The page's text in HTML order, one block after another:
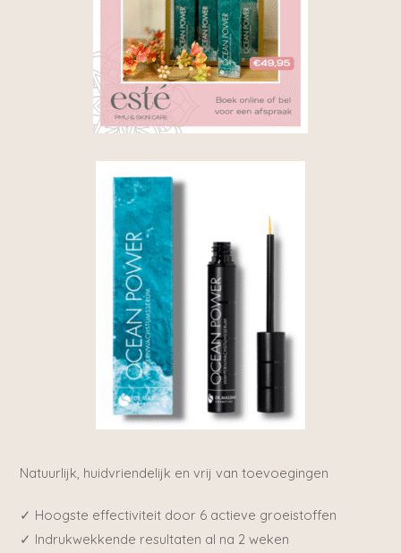
Natuurlijk, huidvriendelijk en vrij van toevoegingen
✓ Hoogste effectiviteit door 6 actieve groeistoffen
✓ Indrukwekkende resultaten al na 2 weken